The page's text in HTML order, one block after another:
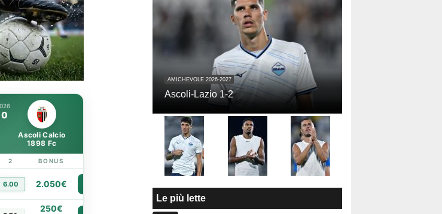
Ascoli Calcio
1898 Fc
2 BONUS
6.00 2.050€
250€
AMICHEVOLE 2026-2027
Ascoli-Lazio 1-2
Le più lette